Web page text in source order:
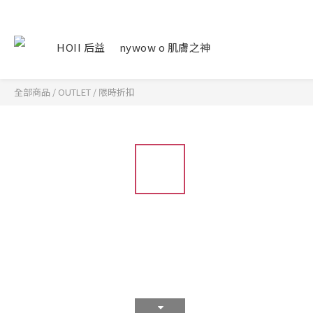
HOII 后益 nywow o 肌膚之神
全部商品 / OUTLET / 限時折扣